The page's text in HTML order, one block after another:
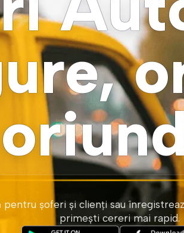
pentru șoferi și clienți sau
primești cereri mai rapid.